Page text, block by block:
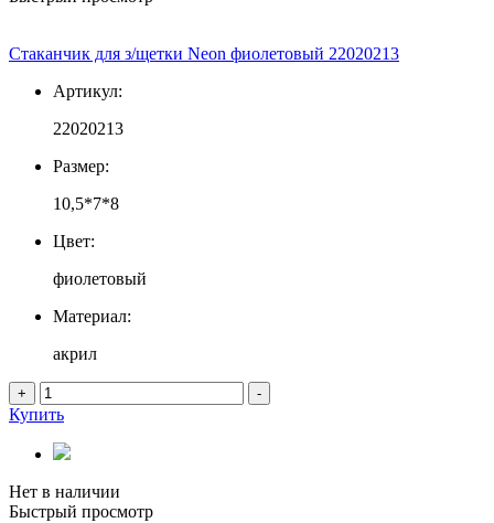
Стаканчик для з/щетки Neon фиолетовый 22020213
Артикул:
22020213
Размер:
10,5*7*8
Цвет:
фиолетовый
Материал:
акрил
+ -
Купить
Нет в наличии
Быстрый просмотр